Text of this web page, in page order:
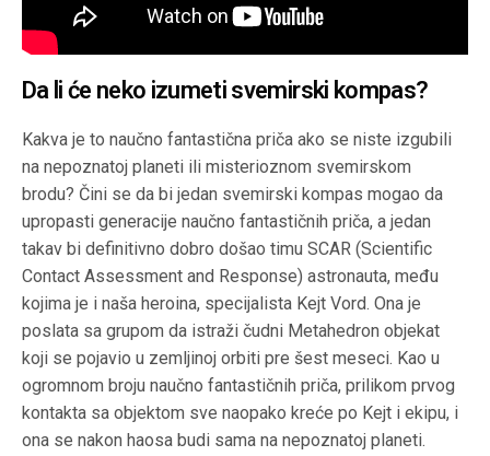
Da li će neko izumeti svemirski kompas?
Kakva je to naučno fantastična priča ako se niste izgubili
na nepoznatoj planeti ili misterioznom svemirskom
brodu? Čini se da bi jedan svemirski kompas mogao da
upropasti generacije naučno fantastičnih priča, a jedan
takav bi definitivno dobro došao timu SCAR (Scientific
Contact Assessment and Response) astronauta, među
kojima je i naša heroina, specijalista Kejt Vord. Ona je
poslata sa grupom da istraži čudni Metahedron objekat
koji se pojavio u zemljinoj orbiti pre šest meseci. Kao u
ogromnom broju naučno fantastičnih priča, prilikom prvog
kontakta sa objektom sve naopako kreće po Kejt i ekipu, i
ona se nakon haosa budi sama na nepoznatoj planeti.